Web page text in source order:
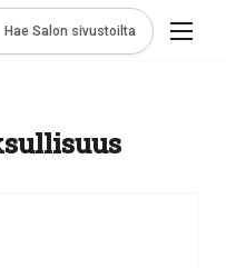
Hae Salon sivustoilta